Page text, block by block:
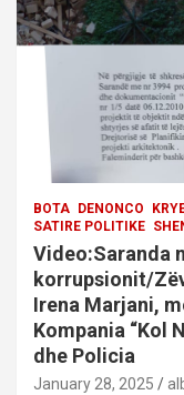
i
o
BOTA DENONCO
SATIRE POLITIKE
Video:Saranda
korrupsionit/
Irena Marjani,
Kompania “Kol
dhe Policia
January 28, 2025